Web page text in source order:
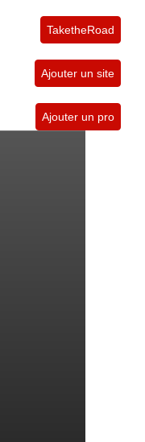
TaketheRoad
Ajouter un site
Ajouter un pro